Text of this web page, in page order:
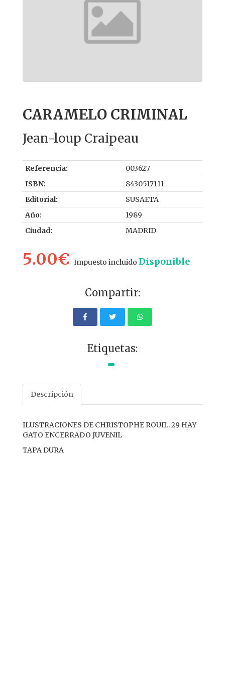
CARAMELO CRIMINAL
Jean-loup Craipeau
Referencia:
003627
ISBN:
8430517111
Editorial:
SUSAETA
Año:
1989
Ciudad:
MADRID
5.00€ Impuesto incluido Disponible
Compartir:
Etiquetas:
Descripción
ILUSTRACIONES DE CHRISTOPHE ROUIL. 29 HAY
GATO ENCERRADO JUVENIL
TAPA DURA